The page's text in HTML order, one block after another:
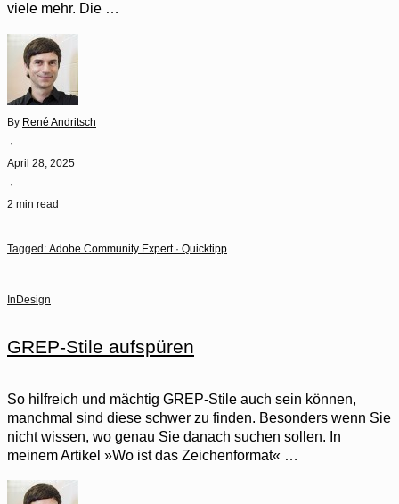
viele mehr. Die …
By René Andritsch
·
April 28, 2025
·
2 min read
Tagged: Adobe Community Expert· Quicktipp
InDesign
GREP-Stile aufspüren
So hilfreich und mächtig GREP-Stile auch sein können,
manchmal sind diese schwer zu finden. Besonders wenn Sie
nicht wissen, wo genau Sie danach suchen sollen. In
meinem Artikel »Wo ist das Zeichenformat« …